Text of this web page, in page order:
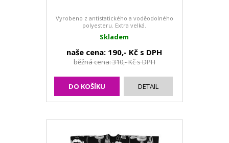
Vyrobeno z antistatického a voděodolného
polyesteru. Extra velká.
Skladem
naše cena: 190,- Kč s DPH
běžná cena: 310,- Kč s DPH
DO KOŠÍKU DETAIL